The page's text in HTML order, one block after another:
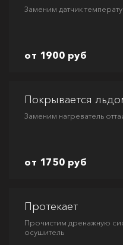
Заменим датчик
от 1900 руб
Покрывается
Заменим нагреватель
от 1750 руб
Протекает
Прочистим дренажную
осушитель